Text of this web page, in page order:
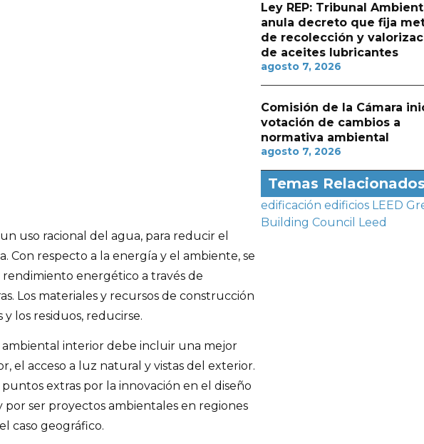
uso racional del agua, para reducir el
Con respecto a la energía y el ambiente, se
energético a través de
Los materiales y recursos de construcción
los residuos, reducirse.
interior debe incluir una mejor
el acceso a luz natural y vistas del exterior.
extras por la innovación en el diseño
por ser proyectos ambientales en regiones
caso geográfico.
Ley REP: Tribunal
anula decreto que fija
de recolección y
de aceites lubricantes
agosto 7, 2026
Comisión de la Cámara
votación de cambios a
normativa ambiental
agosto 7, 2026
Temas Relacionados
edificación edificios LEED
Building Council Leed